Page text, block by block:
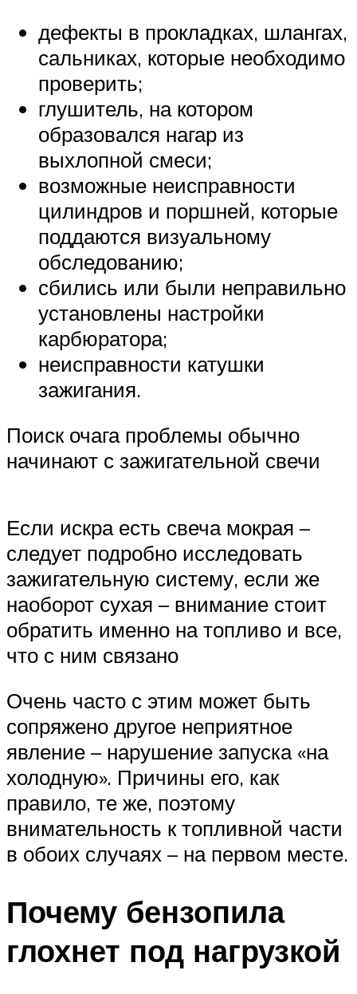
дефекты в прокладках, шлангах,
сальниках, которые необходимо
проверить;
глушитель, на котором
образовался нагар из
выхлопной смеси;
возможные неисправности
цилиндров и поршней, которые
поддаются визуальному
обследованию;
сбились или были неправильно
установлены настройки
карбюратора;
неисправности катушки
зажигания.
Поиск очага проблемы обычно
начинают с зажигательной свечи
Если искра есть свеча мокрая –
следует подробно исследовать
зажигательную систему, если же
наоборот сухая – внимание стоит
обратить именно на топливо и все,
что с ним связано
Очень часто с этим может быть
сопряжено другое неприятное
явление – нарушение запуска «на
холодную». Причины его, как
правило, те же, поэтому
внимательность к топливной части
в обоих случаях – на первом месте.
Почему бензопила
глохнет под нагрузкой